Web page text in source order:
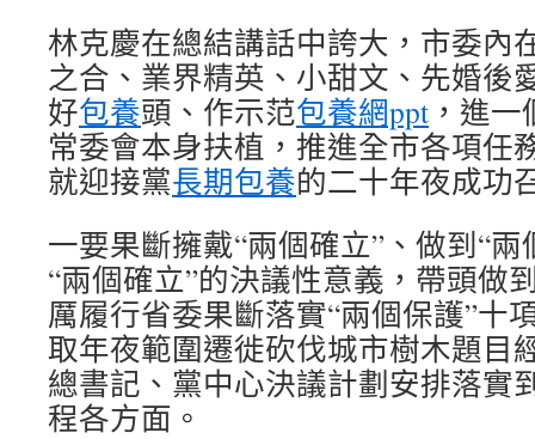
林克慶在總結講話中誇大，市委內
之合、業界精英、小甜文、先婚後
好包養頭、作示范包養網ppt ，進
常委會本身扶植，推進全市各項任
就迎接黨長期包養的二十年夜成功
一要果斷擁戴“兩個確立”、做到“
“兩個確立”的決議性意義，帶頭做
厲履行省委果斷落實“兩個保護”十
取年夜範圍遷徙砍伐城市樹木題目
總書記、黨中心決議計劃安排落實
程各方面。